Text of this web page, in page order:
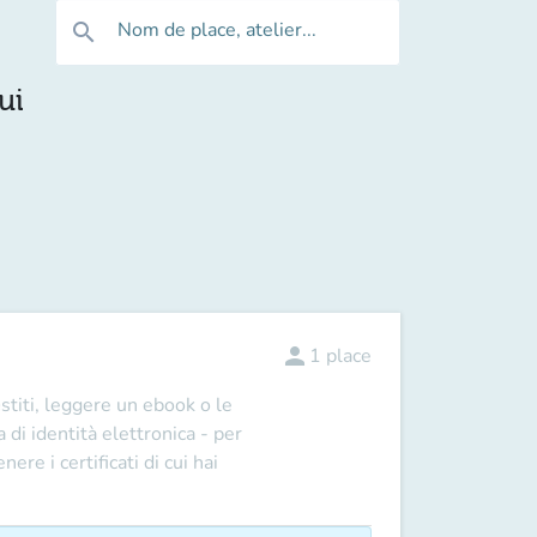
search Nom de place, atelier...
leggere un ebook o le
di identità elettronica - per
i certificati di cui hai
person 1 place